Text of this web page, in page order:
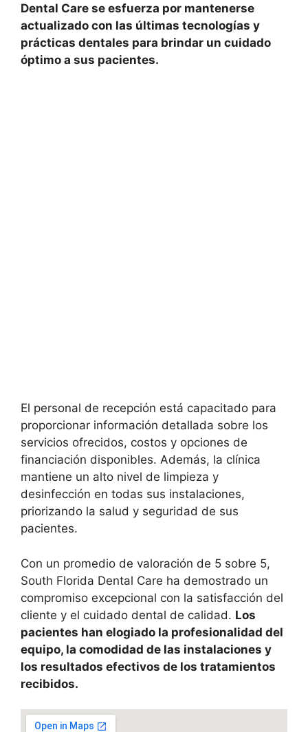
Dental Care se esfuerza por mantenerse
actualizado con las últimas tecnologías y
prácticas dentales para brindar un cuidado
óptimo a sus pacientes.
El personal de recepción está capacitado para
proporcionar información detallada sobre los
servicios ofrecidos, costos y opciones de
financiación disponibles. Además, la clínica
mantiene un alto nivel de limpieza y
desinfección en todas sus instalaciones,
priorizando la salud y seguridad de sus
pacientes.
Con un promedio de valoración de 5 sobre 5,
South Florida Dental Care ha demostrado un
compromiso excepcional con la satisfacción del
cliente y el cuidado dental de calidad. Los
pacientes han elogiado la profesionalidad del
equipo, la comodidad de las instalaciones y
los resultados efectivos de los tratamientos
recibidos.